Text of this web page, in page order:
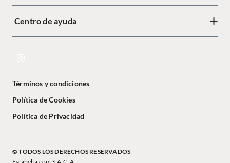
Centro de ayuda
Términos y condiciones
Política de Cookies
Política de Privacidad
© TODOS LOS DERECHOS RESERVADOS